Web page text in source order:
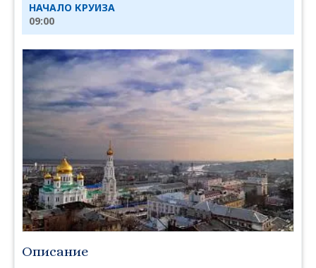
НАЧАЛО КРУИЗА
09:00
Описание